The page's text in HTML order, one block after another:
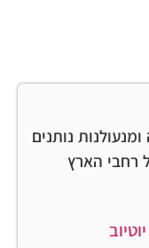
נותנים
רחבי הארץ
יוטיוב